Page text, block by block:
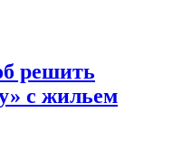
решить
с жильем